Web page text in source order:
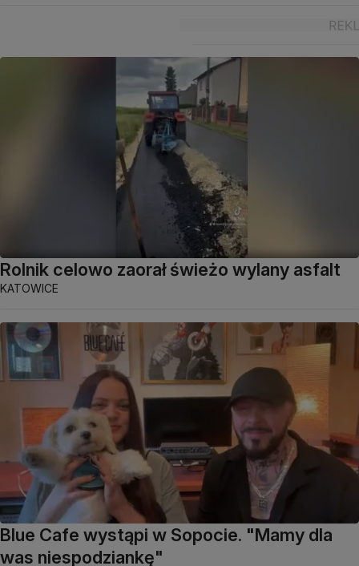
Rolnik celowo zaorał świeżo wylany asfalt
KATOWICE
Blue Cafe wystąpi w Sopocie. "Mamy dla
was niespodziankę"